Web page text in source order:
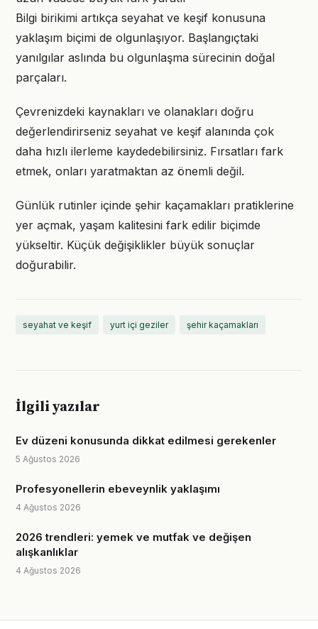
Bilgi birikimi artıkça seyahat ve keşif konusuna
yaklaşım biçimi de olgunlaşıyor. Başlangıçtaki
yanılgılar aslında bu olgunlaşma sürecinin doğal
parçaları.
Çevrenizdeki kaynakları ve olanakları doğru
değerlendirirseniz seyahat ve keşif alanında çok
daha hızlı ilerleme kaydedebilirsiniz. Fırsatları fark
etmek, onları yaratmaktan az önemli değil.
Günlük rutinler içinde şehir kaçamakları pratiklerine
yer açmak, yaşam kalitesini fark edilir biçimde
yükseltir. Küçük değişiklikler büyük sonuçlar
doğurabilir.
seyahat ve keşif yurt içi geziler şehir kaçamakları
İlgili yazılar
Ev düzeni konusunda dikkat edilmesi gerekenler
5 Ağustos 2026
Profesyonellerin ebeveynlik yaklaşımı
4 Ağustos 2026
2026 trendleri: yemek ve mutfak ve değişen
alışkanlıklar
4 Ağustos 2026